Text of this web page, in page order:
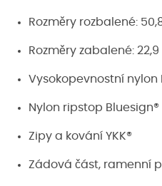
Rozměry rozbalené:
Rozměry zabalené: 22,9
Vysokopevnostní nylon
Nylon ripstop Bluesign®
Zipy a kování YKK®
Zádová část, ramenní